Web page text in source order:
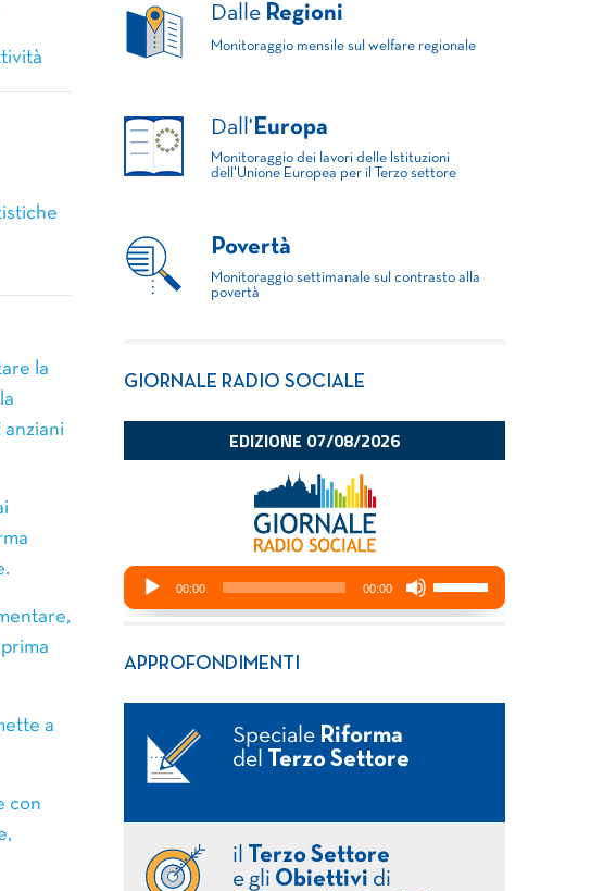
la
a
con
Dalle Regioni
Monitoraggio mensile sul welfare regionale
Dall' Europa
Monitoraggio dei lavori delle Istituzioni
dell'Unione Europea per il Terzo settore
Povertà
Monitoraggio settimanale sul contrasto alla
povertà
GIORNALE RADIO SOCIALE
APPROFONDIMENTI
Speciale Riforma
del
Terzo Settore
il
Terzo Settore
e gli Obiettivi di